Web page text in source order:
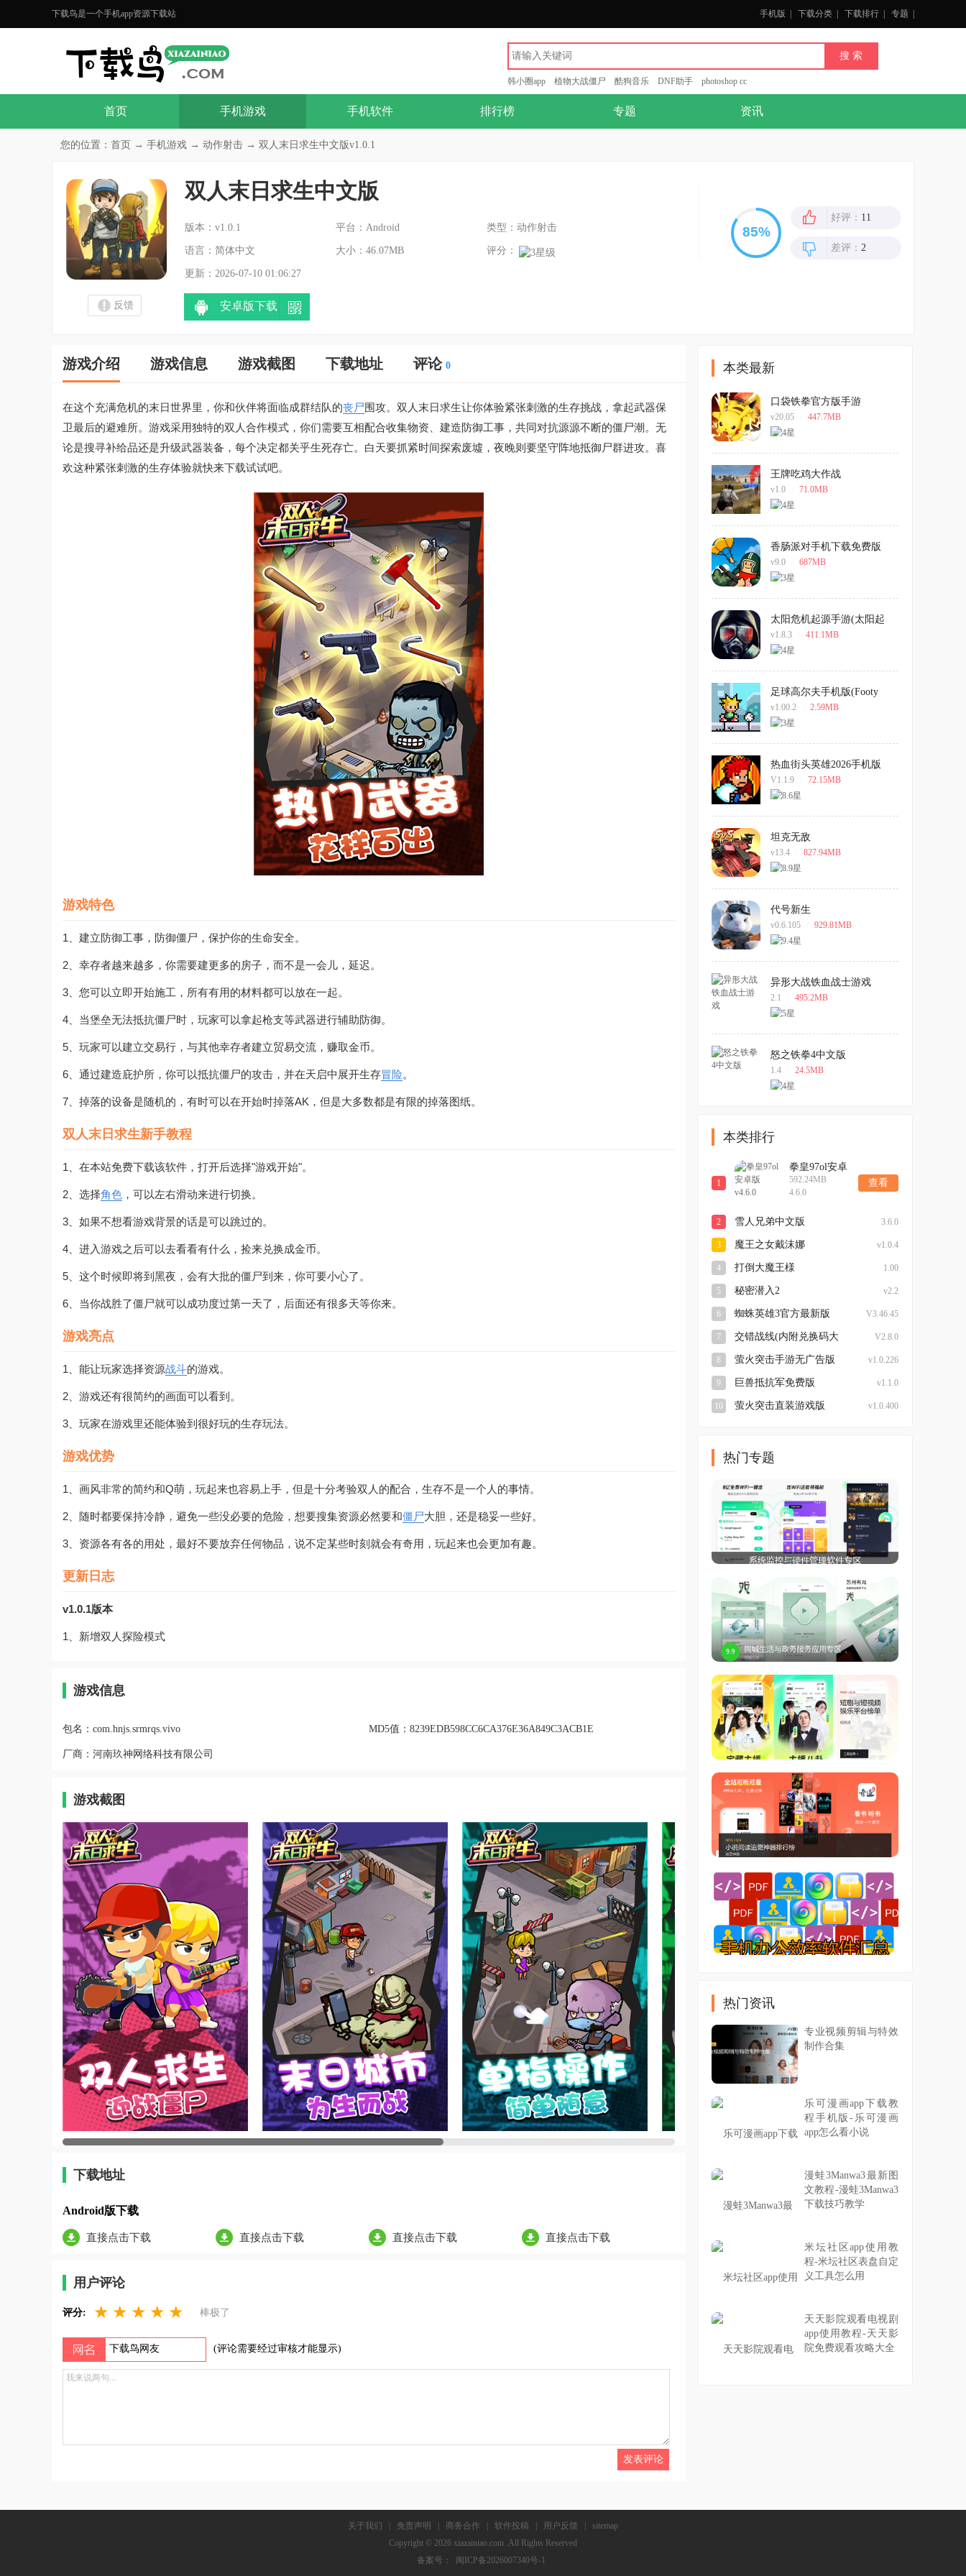
下载鸟是一个手机app资源下载站 手机版 下载分类 下载排行 专题
韩小圈app 植物大战僵尸 酷狗音乐 DNF助手 photoshop cc
首页 手机游戏 手机软件 排行榜 专题 资讯
您的位置： 首页 → 手机游戏 → 动作射击 → 双人末日求生中文版v1.0.1
双人末日求生中文版
版本：v1.0.1 平台：Android 类型：动作射击
语言：简体中文 大小：46.07MB 评分：
更新：2026-07-10 01:06:27
反馈 安卓版下载
好评： 11
差评： 2
游戏介绍 游戏信息 游戏截图 下载地址 评论 0
在这个充满危机的末日世界里，你和伙伴将面临成群结队的丧尸围攻。双人末日求生让你体验紧张刺激的生存挑战，拿起武器保
卫最后的避难所。游戏采用独特的双人合作模式，你们需要互相配合收集物资、建造防御工事，共同对抗源源不断的僵尸潮。无
论是搜寻补给品还是升级武器装备，每个决定都关乎生死存亡。白天要抓紧时间探索废墟，夜晚则要坚守阵地抵御尸群进攻。喜
欢这种紧张刺激的生存体验就快来下载试试吧。
游戏特色
1、建立防御工事，防御僵尸，保护你的生命安全。
2、幸存者越来越多，你需要建更多的房子，而不是一会儿，延迟。
3、您可以立即开始施工，所有有用的材料都可以放在一起。
4、当堡垒无法抵抗僵尸时，玩家可以拿起枪支等武器进行辅助防御。
5、玩家可以建立交易行，与其他幸存者建立贸易交流，赚取金币。
6、通过建造庇护所，你可以抵抗僵尸的攻击，并在天启中展开生存冒险。
7、掉落的设备是随机的，有时可以在开始时掉落AK，但是大多数都是有限的掉落图纸。
双人末日求生新手教程
1、在本站免费下载该软件，打开后选择"游戏开始"。
2、选择角色 ，可以左右滑动来进行切换。
3、如果不想看游戏背景的话是可以跳过的。
4、进入游戏之后可以去看看有什么，捡来兑换成金币。
5、这个时候即将到黑夜，会有大批的僵尸到来，你可要小心了。
6、当你战胜了僵尸就可以成功度过第一天了，后面还有很多天等你来。
游戏亮点
1、能让玩家选择资源战斗的游戏。
2、游戏还有很简约的画面可以看到。
3、玩家在游戏里还能体验到很好玩的生存玩法。
游戏优势
1、画风非常的简约和Q萌，玩起来也容易上手，但是十分考验双人的配合，生存不是一个人的事情。
2、随时都要保持冷静，避免一些没必要的危险，想要搜集资源必然要和僵尸大胆，还是稳妥一些好。
3、资源各有各的用处，最好不要放弃任何物品，说不定某些时刻就会有奇用，玩起来也会更加有趣。
更新日志
v1.0.1版本
1、新增双人探险模式
游戏信息
包名： com.hnjs.srmrqs.vivo MD5值： 8239EDB598CC6CA376E36A849C3ACB1E
厂商： 河南玖神网络科技有限公司
游戏截图
下载地址
Android版下载
直接点击下载 直接点击下载 直接点击下载 直接点击下载
用户评论
评分: ★ ★ ★ ★ ★ 棒极了
(评论需要经过审核才能显示)
本类最新
口袋铁拳官方版手游
v20.05 447.7MB
王牌吃鸡大作战
v1.0 71.0MB
香肠派对手机下载免费版
v9.0 687MB
太阳危机起源手游(太阳起
源)
v1.8.3 411.1MB
足球高尔夫手机版(Footy
Golf)
v1.00.2 2.59MB
热血街头英雄2026手机版
V1.1.9 72.15MB
坦克无敌
v13.4 827.94MB
代号新生
v0.6.105 929.81MB
异形大战铁血战士游戏
2.1 495.2MB
怒之铁拳4中文版
1.4 24.5MB
本类排行
1
拳皇97ol安卓
版v4.6.0
592.24MB
4.6.0
查看
2 雪人兄弟中文版 3.6.0
3 魔王之女戴沫娜 v1.0.4
4 打倒大魔王様 1.00
5 秘密潜入2 v2.2
6 蜘蛛英雄3官方最新版 V3.46.45
7
交错战线(内附兑换码大
V2.8.0
8 萤火突击手游无广告版 v1.0.226
9 巨兽抵抗军免费版 v1.1.0
10 萤火突击直装游戏版 v1.0.400
热门专题
热门资讯
专业视频剪辑与特效
制作合集
乐可漫画app下载教
程手机版-乐可漫画
app怎么看小说
漫蛙3Manwa3最新图
文教程-漫蛙3Manwa3
下载技巧教学
米坛社区app使用教
程-米坛社区表盘自定
义工具怎么用
天天影院观看电视剧
app使用教程-天天影
院免费观看攻略大全
关于我们 免责声明 商务合作 软件投稿 用户反馈
sitemap
Copyright © 2026 xiazainiao.com .All Rights Reserved
备案号：
闽ICP备2026007340号-1